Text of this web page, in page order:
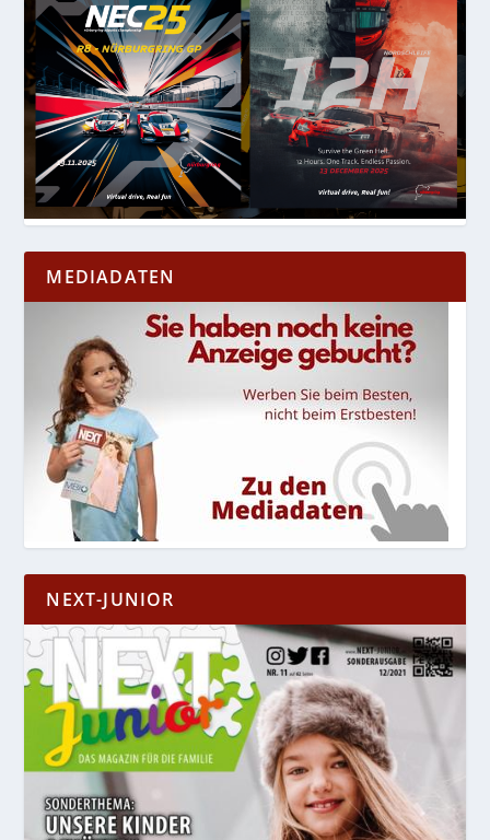
MEDIADATEN
NEXT-JUNIOR